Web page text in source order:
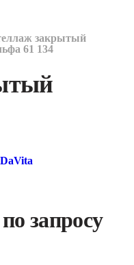
закрытый
61 134
запросу